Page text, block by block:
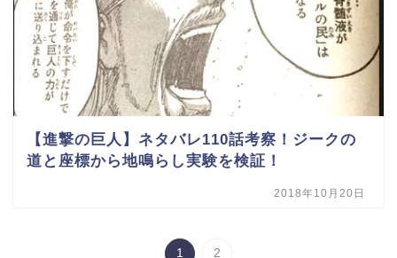
【進撃の巨人】ネタバレ110話考察！ジークの
道と座標から地鳴らし実験を検証！
2018年10月20日
1 2